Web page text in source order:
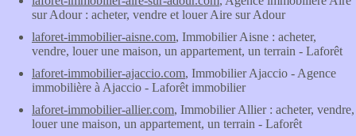
sur Adour : acheter, vendre et louer Aire sur Adour
laforet-immobilier-aisne.com, Immobilier Aisne : acheter,
vendre, louer une maison, un appartement, un terrain - Laforêt
laforet-immobilier-ajaccio.com, Immobilier Ajaccio - Agence
immobilière à Ajaccio - Laforêt immobilier
laforet-immobilier-allier.com, Immobilier Allier : acheter, vendre,
louer une maison, un appartement, un terrain - Laforêt